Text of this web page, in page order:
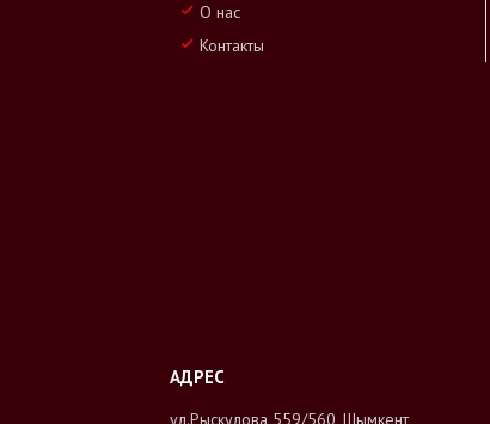
О нас
Контакты
ул.Рыскулова 559/560, Шымкент,